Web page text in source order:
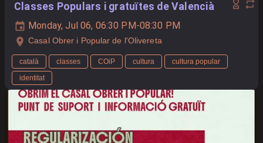
Classes Populars i gratuïtes de Valencià
Monday, Jul 06, 06:30 PM-08:30 PM
Casal Obrer i Popular de l'Olivereta
català classes COiP cultura
cultura popular
identitat